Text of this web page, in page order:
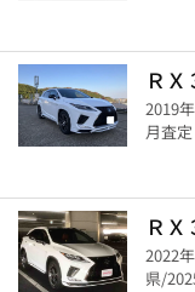
Ｒ
2019
月査定
Ｒ
2022
県/